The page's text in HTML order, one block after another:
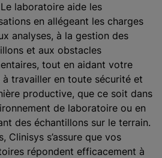
laboratoire aide les
en allégeant les charges
analyses, à la gestion des
et aux obstacles
tout en aidant votre
à travailler en toute sécurité et
productive, que ce soit dans
de laboratoire ou en
des échantillons sur le terrain.
Clinisys s’assure que vos
répondent efficacement à